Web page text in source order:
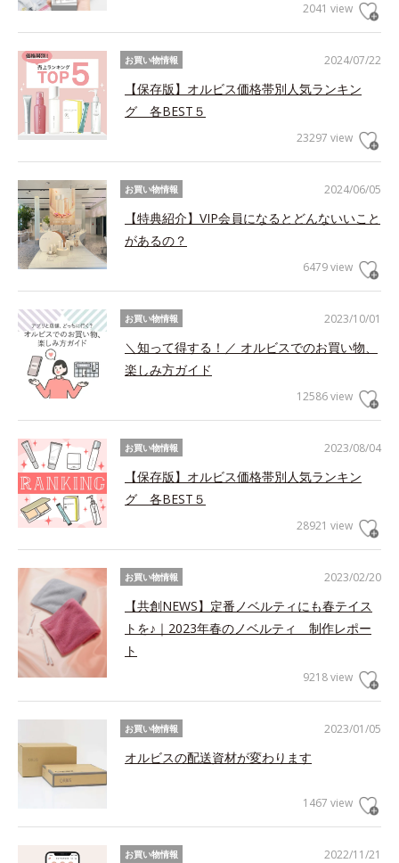
2041 view
2024/07/22
お買い物情報
【保存版】オルビス価格帯別人気ランキン
グ 各BEST５
23297 view
2024/06/05
お買い物情報
【特典紹介】VIP会員になるとどんないいこと
があるの？
6479 view
2023/10/01
お買い物情報
＼知って得する！／ オルビスでのお買い物、
楽しみ方ガイド
12586 view
2023/08/04
お買い物情報
【保存版】オルビス価格帯別人気ランキン
グ 各BEST５
28921 view
2023/02/20
お買い物情報
【共創NEWS】定番ノベルティにも春テイス
トを♪｜2023年春のノベルティ 制作レポー
ト
9218 view
2023/01/05
お買い物情報
オルビスの配送資材が変わります
1467 view
2022/11/21
お買い物情報